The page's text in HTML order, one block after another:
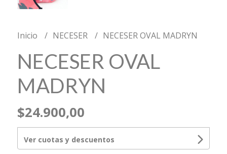
Inicio NECESER NECESER OVAL MADRYN
NECESER OVAL
MADRYN
$24.900,00
Ver cuotas y descuentos